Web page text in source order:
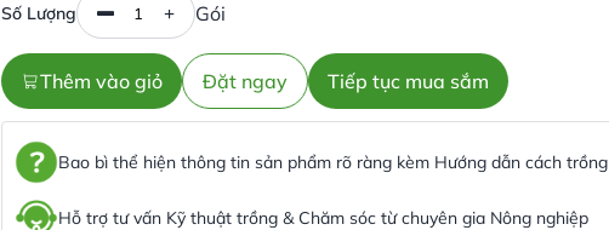
Số Lượng Gói
Thêm vào giỏ Đặt ngay Tiếp tục mua sắm
Bao bì thể hiện thông tin sản phẩm rõ ràng kèm Hướng dẫn cách trồng
Hỗ trợ tư vấn Kỹ thuật trồng & Chăm sóc từ chuyên gia Nông nghiệp